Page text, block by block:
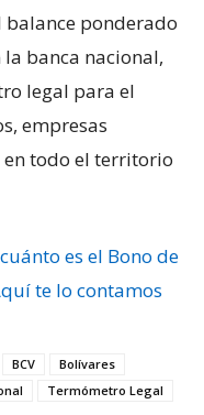
ponderado
banca nacional,
legal para el
empresas
en todo el territorio
cuánto es el Bono de
te lo contamos
BCV
Bolívares
Termómetro Legal